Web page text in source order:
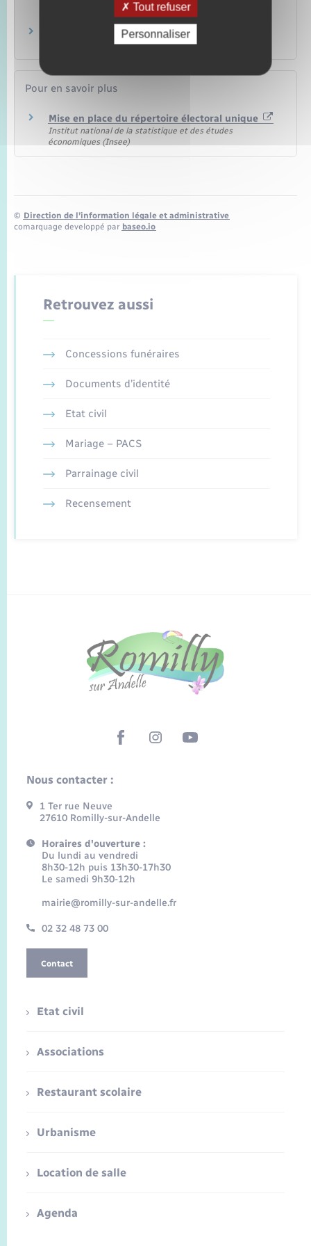
établis hors de France
Étranger – Europe
Vote d'un Français installé à l'étranger
Papiers – Citoyenneté – Élections
Pour en savoir plus
Mise en place du répertoire électoral unique
Institut national de la statistique et des études
économiques (Insee)
© Direction de l’information légale et administrative
comarquage developpé par baseo.io
Retrouvez aussi
Concessions funéraires
Documents d’identité
Etat civil
Mariage – PACS
Parrainage civil
Recensement
Nous contacter :
1 Ter rue Neuve
27610 Romilly-sur-Andelle
Horaires d'ouverture :
Du lundi au vendredi
8h30-12h puis 13h30-17h30
Le samedi 9h30-12h
mairie@romilly-sur-andelle.fr
02 32 48 73 00
Contact
Etat civil
Associations
Restaurant scolaire
Urbanisme
Location de salle
Agenda
Tout refuser
Personnaliser